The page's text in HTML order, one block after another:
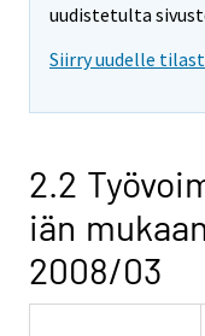
uudistetulta
Siirry uudelle
2.2
iän
2008/03